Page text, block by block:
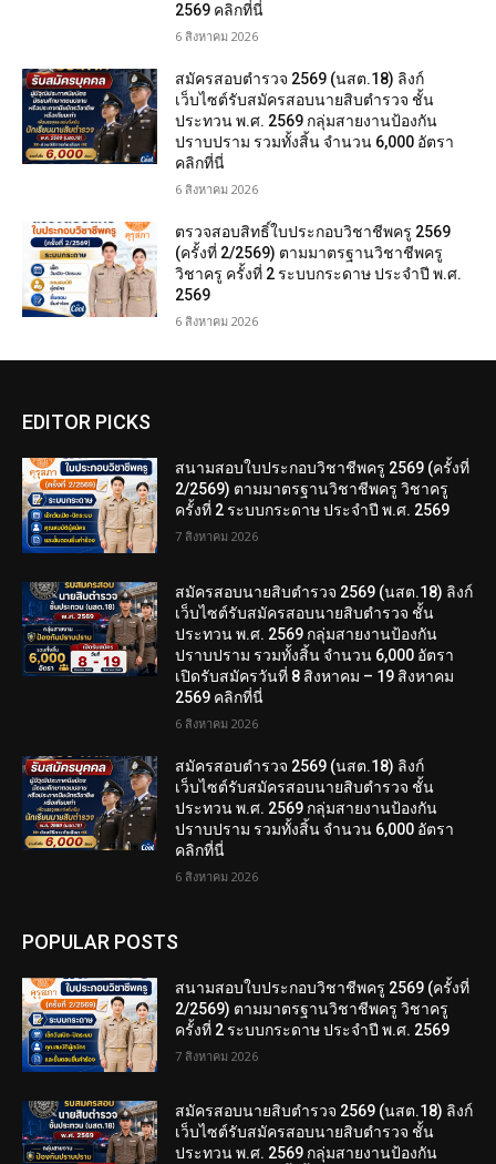
2569 คลิกที่นี่
6 สิงหาคม 2026
สมัครสอบตํารวจ 2569 (นสต.18) ลิงก์
เว็บไซต์รับสมัครสอบนายสิบตำรวจ ชั้น
ประทวน พ.ศ. 2569 กลุ่มสายงานป้องกัน
ปราบปราม รวมทั้งสิ้น จำนวน 6,000 อัตรา
คลิกที่นี่
6 สิงหาคม 2026
ตรวจสอบสิทธิ์ใบประกอบวิชาชีพครู 2569
(ครั้งที่ 2/2569) ตามมาตรฐานวิชาชีพครู
วิชาครู ครั้งที่ 2 ระบบกระดาษ ประจำปี พ.ศ.
2569
6 สิงหาคม 2026
EDITOR PICKS
สนามสอบใบประกอบวิชาชีพครู 2569 (ครั้งที่
2/2569) ตามมาตรฐานวิชาชีพครู วิชาครู
ครั้งที่ 2 ระบบกระดาษ ประจำปี พ.ศ. 2569
7 สิงหาคม 2026
สมัครสอบนายสิบตำรวจ 2569 (นสต.18) ลิงก์
เว็บไซต์รับสมัครสอบนายสิบตำรวจ ชั้น
ประทวน พ.ศ. 2569 กลุ่มสายงานป้องกัน
ปราบปราม รวมทั้งสิ้น จำนวน 6,000 อัตรา
เปิดรับสมัครวันที่ 8 สิงหาคม – 19 สิงหาคม
2569 คลิกที่นี่
6 สิงหาคม 2026
สมัครสอบตํารวจ 2569 (นสต.18) ลิงก์
เว็บไซต์รับสมัครสอบนายสิบตำรวจ ชั้น
ประทวน พ.ศ. 2569 กลุ่มสายงานป้องกัน
ปราบปราม รวมทั้งสิ้น จำนวน 6,000 อัตรา
คลิกที่นี่
6 สิงหาคม 2026
POPULAR POSTS
สนามสอบใบประกอบวิชาชีพครู 2569 (ครั้งที่
2/2569) ตามมาตรฐานวิชาชีพครู วิชาครู
ครั้งที่ 2 ระบบกระดาษ ประจำปี พ.ศ. 2569
7 สิงหาคม 2026
สมัครสอบนายสิบตำรวจ 2569 (นสต.18) ลิงก์
เว็บไซต์รับสมัครสอบนายสิบตำรวจ ชั้น
ประทวน พ.ศ. 2569 กลุ่มสายงานป้องกัน